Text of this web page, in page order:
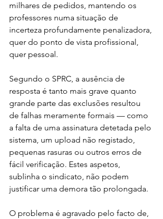
milhares de pedidos, mantendo os
professores numa situação de
incerteza profundamente penalizadora,
quer do ponto de vista profissional,
quer pessoal.
Segundo o SPRC, a ausência de
resposta é tanto mais grave quanto
grande parte das exclusões resultou
de falhas meramente formais — como
a falta de uma assinatura detetada pelo
sistema, um upload não registado,
pequenas rasuras ou outros erros de
fácil verificação. Estes aspetos,
sublinha o sindicato, não podem
justificar uma demora tão prolongada.
O problema é agravado pelo facto de,